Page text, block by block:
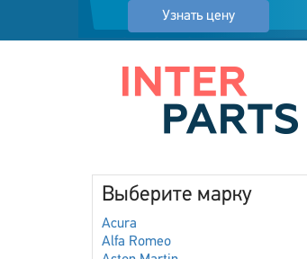
Узнать цену
Выберите марку
Acura
Alfa Romeo